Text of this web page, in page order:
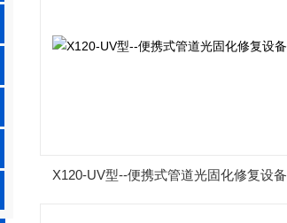
X120-UV型--便携式管道光固化修复设备